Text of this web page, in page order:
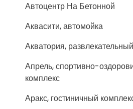
Автоцентр На Бетонной
Аквасити, автомойка
Акватория,
Апрель, спортивно-
комплекс
Аракс, гостиничный